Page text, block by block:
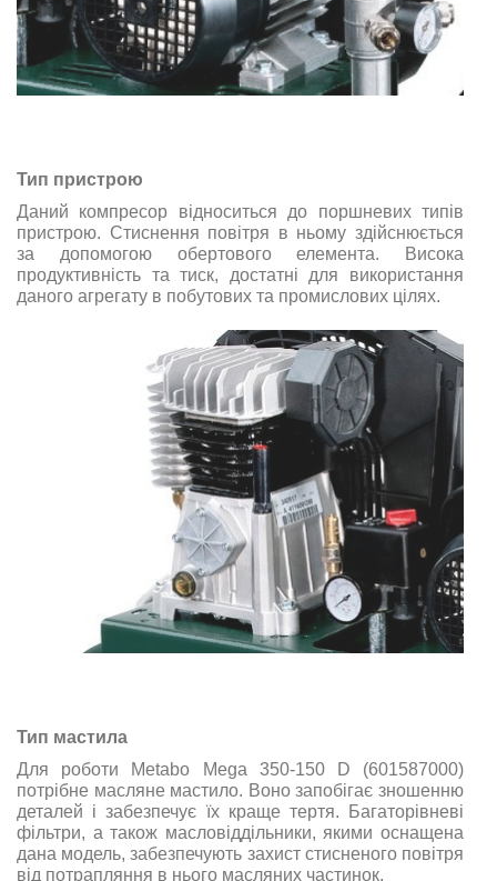
Тип пристрою
Даний компресор відноситься до поршневих типів
пристрою. Стиснення повітря в ньому здійснюється
за допомогою обертового елемента. Висока
продуктивність та тиск, достатні для використання
даного агрегату в побутових та промислових цілях.
Тип мастила
Для роботи Metabo Mega 350-150 D (601587000)
потрібне масляне мастило. Воно запобігає зношенню
деталей і забезпечує їх краще тертя. Багаторівневі
фільтри, а також масловіддільники, якими оснащена
дана модель, забезпечують захист стисненого повітря
від потрапляння в нього масляних частинок.